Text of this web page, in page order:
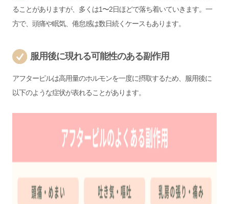
ることがありますが、多くは1〜2日ほどで落ち着いていきます。一
方で、頭痛や眠気、倦怠感は数日続くケースもあります。
服用後に現れる可能性のある副作用
アフターピルは高用量のホルモンを一度に摂取するため、服用後に
以下のような症状が表れることがあります。